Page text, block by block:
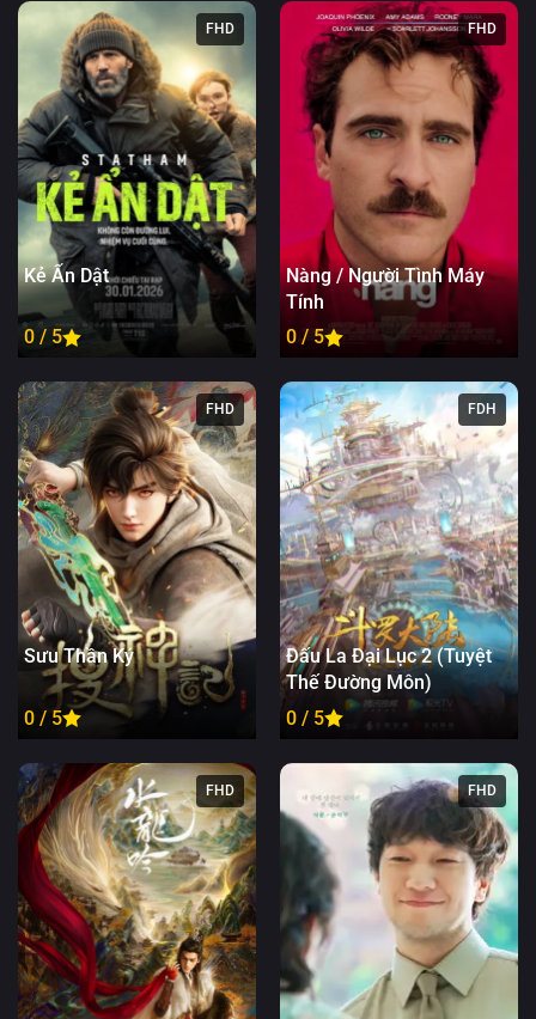
FHD
Kẻ Ẩn Dật
0 / 5
FHD
Nàng / Người Tình Máy
Tính
0 / 5
FHD
Sưu Thần Ký
0 / 5
FDH
Đấu La Đại Lục 2 (Tuyệt
Thế Đường Môn)
0 / 5
FHD FHD